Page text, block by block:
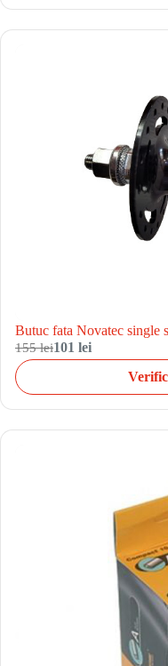
Butuc fata Novatec single
155 lei101 lei